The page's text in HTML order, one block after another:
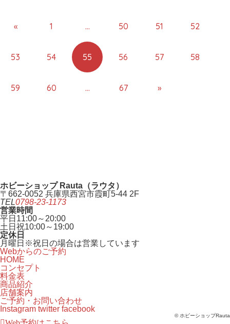
« 1 … 50 51 52
53 54 55 56 57 58
59 60 … 67 »
ホビーショップ Rauta（ラウタ）
〒662-0052 兵庫県西宮市霞町5-44 2F
TEL0798-23-1173
営業時間
平日 11:00～20:00
土日祝10:00～19:00
定休日
月曜日 ※祝日の場合は営業しています
Webからのご予約
HOME
コンセプト
料金表
商品紹介
店舗案内
ご予約・お問い合わせ
Instagram twitter facebook
© ホビーショップRauta
Web予約はこちら